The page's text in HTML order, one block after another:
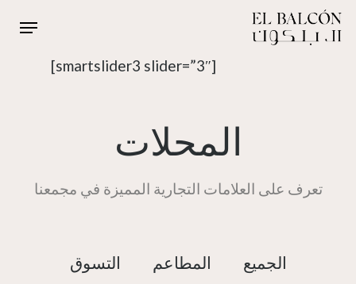
[smartslider3 slider=”3″]
المحلات
تعرف على العلامات التجارية المميزة في مجمعنا
الجميع المطاعم التسوق